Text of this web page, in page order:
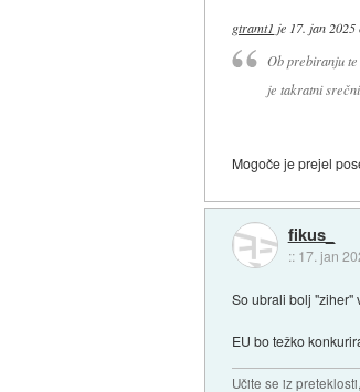
gtramt1 je 17. jan
Ob prebiranju
je takratni
Mogoče je prejel
fikus_
:: 17. jan
So ubrali bolj "ziher"
EU bo težko
Učite se iz